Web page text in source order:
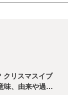
クリスマスイブ
味、由来や過ご